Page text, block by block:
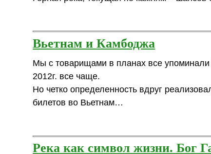
Вьетнам и Камбоджа
Мы с товарищами в планах все упоминали
2012г. все чаще.
Но четко определенность вдруг
билетов во Вьетнам…
Река как символ жизни. Бог